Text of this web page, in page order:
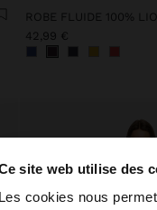
site web utilise des
Les cookies nous
bonjour
ROBE FLUIDE 100%
42,99 €